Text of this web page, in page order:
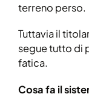
terreno perso.
Tuttavia il
segue tutto di
fatica.
Cosa fa il